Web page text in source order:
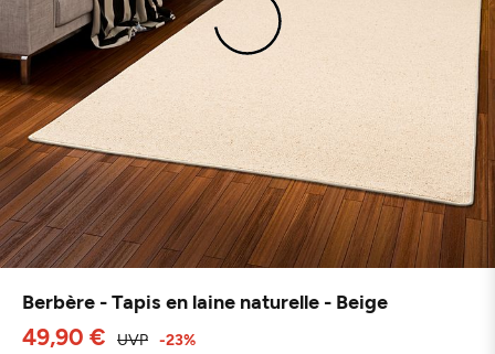
Berbère - Tapis en laine naturelle - Beige
49,90 € UVP -23%